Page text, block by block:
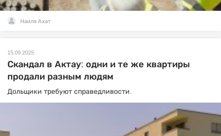
Наиля Ахат
15.09.2025
Скандал в Актау: одни и те же квартиры
продали разным людям
Дольщики требуют справедливости.